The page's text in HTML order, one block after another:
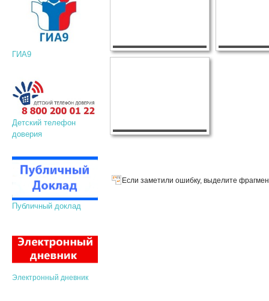
Если заметили ошибку, выделите
ГИА9
Детский телефон
доверия
Публичный доклад
Электронный дневник